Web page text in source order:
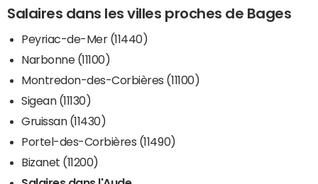
Salaires dans les villes proches de Bages
Peyriac-de-Mer (11440)
Narbonne (11100)
Montredon-des-Corbières (11100)
Sigean (11130)
Gruissan (11430)
Portel-des-Corbières (11490)
Bizanet (11200)